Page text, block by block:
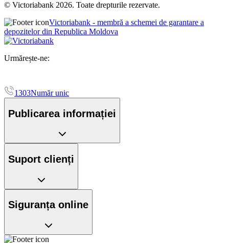
© Victoriabank 2026. Toate drepturile rezervate.
Victoriabank - membră a schemei de garantare a
depozitelor din Republica Moldova
Urmărește-ne:
1303Număr unic
Publicarea informației
Suport clienți
Siguranța online